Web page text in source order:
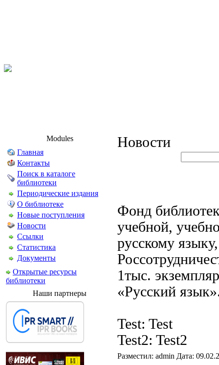
Modules
Главная
Контакты
Поиск в каталоге
библиотеки
Периодические издания
О библиотеке
Новые поступления
Новости
Ссылки
Статистика
Документы
Открытые ресурсы
библиотеки
Наши партнеры
Новости
Фонд
учебной,
русскому
1тыс.
«Русский
Test: Test
Test2: Test2
Разместил: admin Дата: